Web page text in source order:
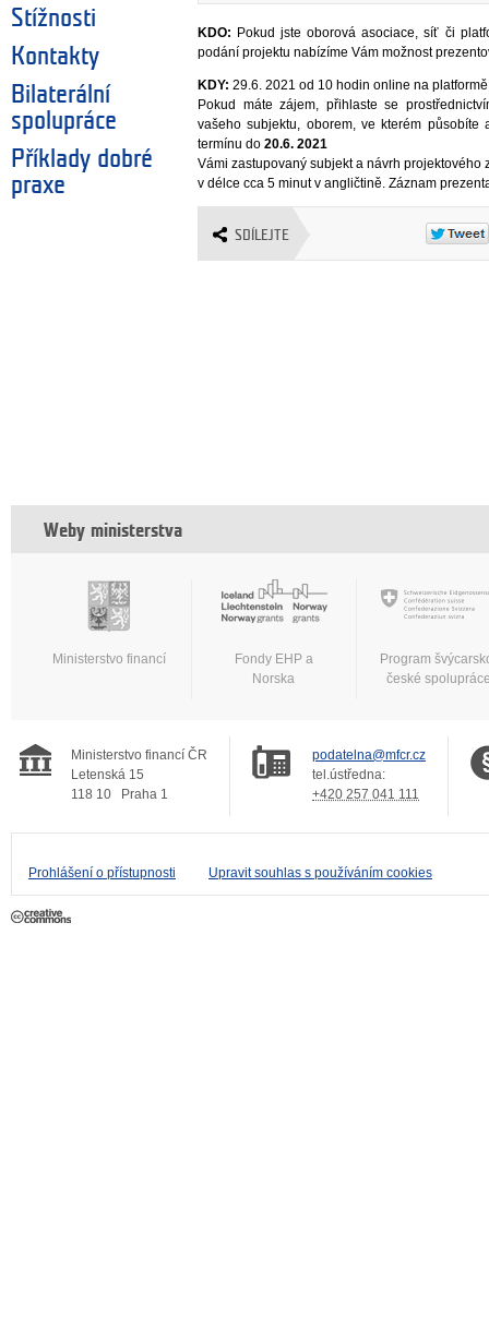
Stížnosti
Kontakty
Bilaterální
spolupráce
Příklady dobré
praxe
KDO: Pokud jste oborová asociace, síť či
podání projektu nabízíme Vám možnost
KDY: 29.6. 2021 od 10 hodin online na platformě
Pokud máte zájem, přihlaste se
vašeho subjektu, oborem, ve kterém
termínu do20.6. 2021
Vámi zastupovaný subjekt a návrh
v délce cca 5 minut v angličtině. Záznam
SDÍLEJTE
Weby ministerstva
Ministerstvo financí
Fondy EHP a
Norska
Program
české
Ministerstvo financí ČR
Letenská 15
118 10
Praha 1
podatelna@mfcr.cz
tel.ústředna:
+420 257 041 111
Prohlášení o přístupnosti Upravit souhlas s používáním cookies